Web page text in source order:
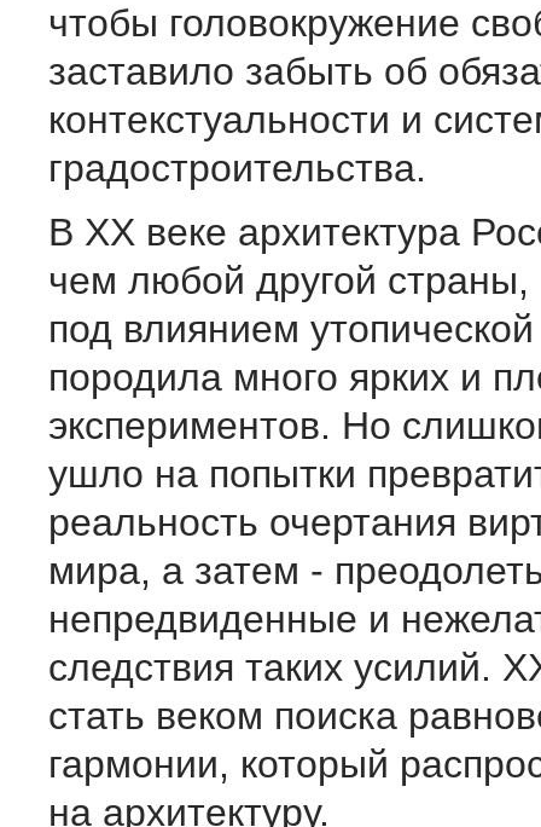
чтобы головокружение
заставило забыть об
контекстуальности и
градостроительства.
В XX веке архитектура
чем любой другой страны,
под влиянием
породила много ярких и
экспериментов. Но
ушло на попытки
реальность очертания
мира, а затем -
непредвиденные и
следствия таких усилий.
стать веком поиска
гармонии, который
на архитектуру.